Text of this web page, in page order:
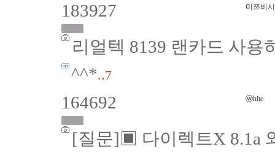
183927
리얼텍 8139 랜카드 사용
^^*..7
미쯔비시
164692
[질문]▣ 다이렉트X 8.1a
ⓦhite